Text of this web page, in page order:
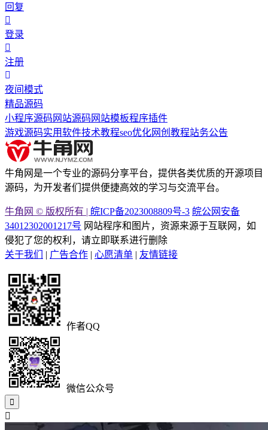
回复
登录
注册
夜间模式
精品源码
小程序源码 网站源码 网站模板程序插件
游戏源码实用软件技术教程seo优化网创教程站务公告
牛角网是一个专业的源码分享平台，提供各类优质的开源项目
源码，为开发者们提供便捷高效的学习与交流平台。
牛角网 © 版权所有 | 皖ICP备2023008809号-3 皖公网安备
34012302001217号 网站程序和图片，资源来源于互联网，如
侵犯了您的权利，请立即联系进行删除
关于我们
| 广告合作 | 心愿清单 | 友情链接
作者QQ
微信公众号